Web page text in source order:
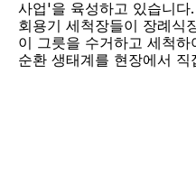
사업'을 육성하고 있습니
회용기 세척장들이 장례식
이 그릇을 수거하고 세척
순환 생태계를 현장에서